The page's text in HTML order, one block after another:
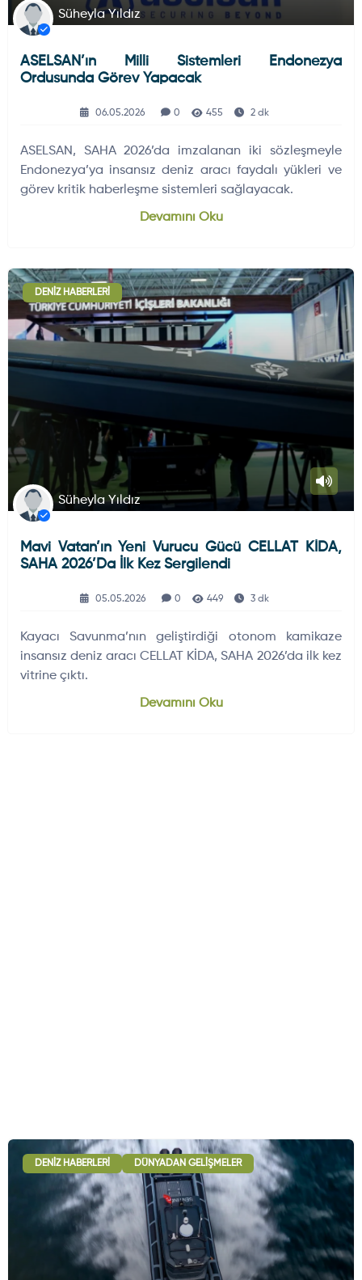
Süheyla Yıldız
ASELSAN’ın Milli Sistemleri Endonezya
Ordusunda Görev Yapacak
06.05.2026 0 455 2 dk
ASELSAN, SAHA 2026’da imzalanan iki sözleşmeyle
Endonezya’ya insansız deniz aracı faydalı yükleri ve
görev kritik haberleşme sistemleri sağlayacak.
Devamını Oku
DENIZ HABERLERI
Süheyla Yıldız
Mavi Vatan’ın Yeni Vurucu Gücü CELLAT KİDA,
SAHA 2026’da İlk Kez Sergilendi
05.05.2026 0 449 3 dk
Kayacı Savunma’nın geliştirdiği otonom kamikaze
insansız deniz aracı CELLAT KİDA, SAHA 2026’da ilk kez
vitrine çıktı.
Devamını Oku
DENIZ HABERLERI DÜNYADAN GELIŞMELER